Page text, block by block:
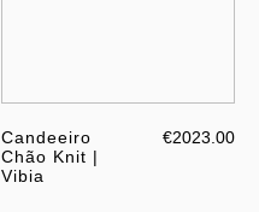
Candeeiro
Chão Knit |
Vibia
€2023.00